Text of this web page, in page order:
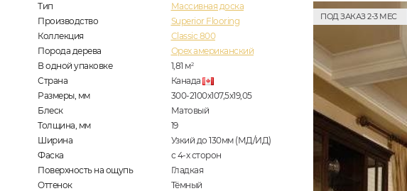
Тип
Массивная доска
Производство
Superior Flooring
Коллекция
Classic 800
Порода дерева
Орех американский
В одной упаковке
1,81 м2
Страна
Канада
Размеры, мм
300-2100x107,5x19,05
Блеск
Матовый
Толщина, мм
19
Ширина
Узкий до 130мм (МД/ИД)
Фаска
с 4-х сторон
Поверхность на ощупь
Гладкая
Оттенок
Тёмный
ПОД ЗАКАЗ 2-3 МЕС